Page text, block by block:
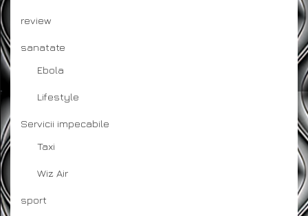
review
sanatate
Ebola
Lifestyle
Servicii impecabile
Taxi
Wiz Air
sport